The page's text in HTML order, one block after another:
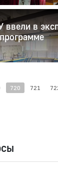
ввели в
720 721